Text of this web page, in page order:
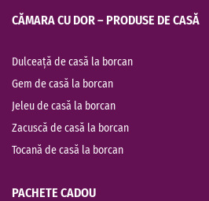
CĂMARA CU DOR – PRODUSE DE CASĂ
Dulceață de casă la borcan
Gem de casă la borcan
Jeleu de casă la borcan
Zacuscă de casă la borcan
Tocană de casă la borcan
PACHETE CADOU